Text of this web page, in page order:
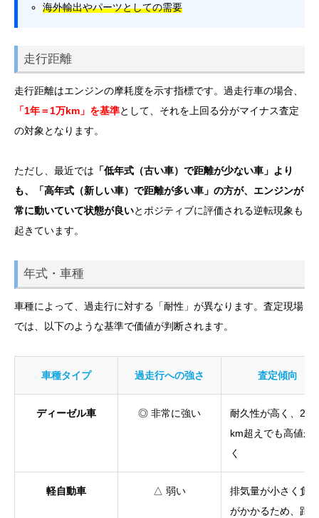
海外輸出やパーツとしての需要
走行距離
走行距離はエンジンの摩耗度を示す指標です。過走行車の場合、
「1年＝1万km」を基準として、それを上回る分がマイナス査定
の対象となります。
ただし、最近では 「低年式（古い車）で距離が少ない車」より
も、「高年式（新しい車）で距離が多い車」の方が、エンジンが
常に動いていて状態が良いとポジティブに評価される逆転現象も
起きています。
年式・車種
車種によって、過走行に対する「耐性」が異なります。査定現場
では、以下のような基準で価値が判断されます。
車種タイプ 過走行への強さ 査定傾向
ディーゼル車 ◎ 非常に強い
耐久性が高く、20
km超えでも高値が
く
軽自動車 △ 弱い
排気量が小さく負荷
がかかるため、距離